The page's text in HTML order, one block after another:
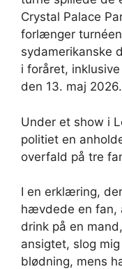
Crystal Palace
forlænger
sydamerikanske
i foråret,
den 13. maj 2026.
Under et show i
politiet en
overfald på tre
I en erklæring,
hævdede en fan,
drink på en
ansigtet, slog
blødning, mens